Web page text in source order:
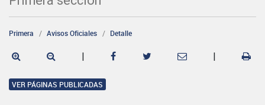
Primera Avisos Oficiales Detalle
| |
VER PÁGINAS PUBLICADAS